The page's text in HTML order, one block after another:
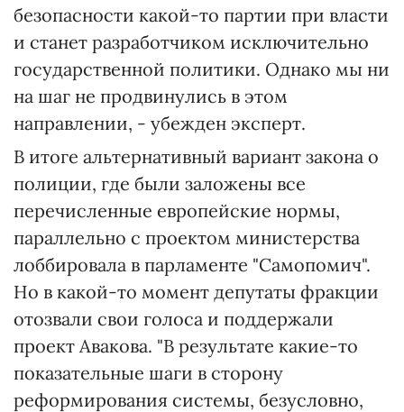
безопасности какой-то партии при власти
и станет разработчиком исключительно
государственной политики. Однако мы ни
на шаг не продвинулись в этом
направлении, - убежден эксперт.
В итоге альтернативный вариант закона о
полиции, где были заложены все
перечисленные европейские нормы,
параллельно с проектом министерства
лоббировала в парламенте "Самопомич".
Но в какой-то момент депутаты фракции
отозвали свои голоса и поддержали
проект Авакова. "В результате какие-то
показательные шаги в сторону
реформирования системы, безусловно,